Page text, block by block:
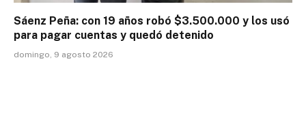
Sáenz Peña: con 19 años robó $3.500.000 y los usó
para pagar cuentas y quedó detenido
domingo, 9 agosto 2026